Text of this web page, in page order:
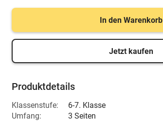
In den Warenkorb
Jetzt kaufen
Produktdetails
Klassenstufe:
6-7. Klasse
Umfang:
3 Seiten